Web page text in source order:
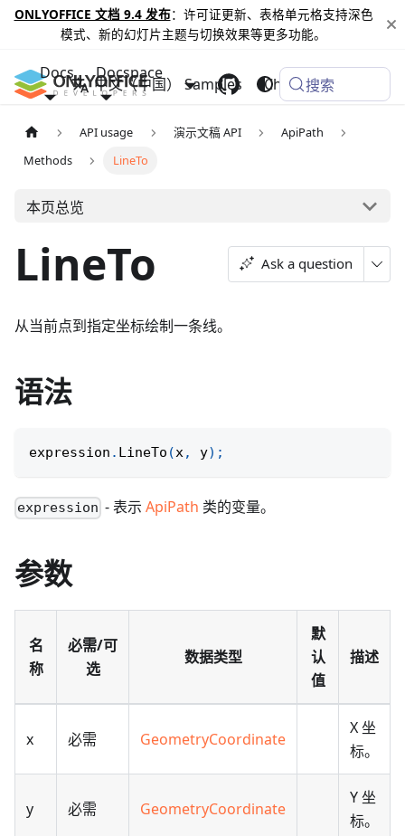
ONLYOFFICE 文档 9.4 发布：许可证更新、表格单元格支持深色
模式、新的幻灯片主题与切换效果等更多功能。
Docs Docspace
Samples Changelog
中文（中国） 搜索
API usage 演示文稿 API
ApiPath
Methods
LineTo
本页总览
LineTo Ask a question
从当前点到指定坐标绘制一条线。
语法
expression . LineTo (x, y) ;
expression - 表示ApiPath 类的变量。
参数
名
称
必需/可
选
数据类型
默
认
值
描述
x 必需 GeometryCoordinate
X 坐
标。
y 必需 GeometryCoordinate
Y 坐
标。